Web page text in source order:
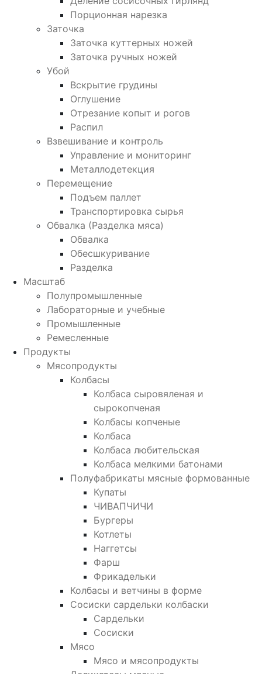
Порционная нарезка
Заточка
Заточка куттерных ножей
Заточка ручных ножей
Убой
Вскрытие грудины
Оглушение
Отрезание копыт и рогов
Распил
Взвешивание и контроль
Управление и мониторинг
Металлодетекция
Перемещение
Подъем паллет
Транспортировка сырья
Обвалка (Разделка мяса)
Обвалка
Обесшкуривание
Разделка
Масштаб
Полупромышленные
Лабораторные и учебные
Промышленные
Ремесленные
Продукты
Мясопродукты
Колбасы
Колбаса сыровяленая и
сырокопченая
Колбасы копченые
Колбаса
Колбаса любительская
Колбаса мелкими батонами
Полуфабрикаты мясные формованные
Купаты
ЧИВАПЧИЧИ
Бургеры
Котлеты
Наггетсы
Фарш
Фрикадельки
Колбасы и ветчины в форме
Сосиски сардельки колбаски
Сардельки
Сосиски
Мясо
Мясо и мясопродукты